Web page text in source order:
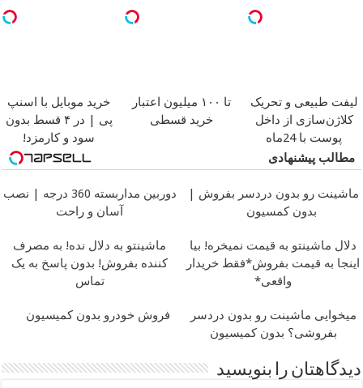
لیفت طبیعی و تحریک
کلاژن‌سازی از داخل
پوست با 24ماه
ماندگاری
جوان شو
تا ۱۰۰ میلیون اعتبار
خرید قسطی
خرید موبایل با اسنپ
پی | در ۴ قسط بدون
سود و کارمزد!
مطالب پیشنهادی
ماشینت رو بدون دردسر بفروش |
بدون کمسیون
دوربین مداربسته 360 درجه | نصب
آسان و راحت
دلال ماشینتو به قیمت نمیخره! بیا
اینجا به قیمت بفروش*فقط خریدار
واقعی*
ماشینتو به دلال نده! به مصرف
کننده بفروش! بدون پاسخ به یک
تماس
میخوایی ماشینت رو بدون دردسر
بفروشی؟ بدون کمیسیون
فروش خودرو بدون کمیسیون
دیدگاهتان را بنویسید